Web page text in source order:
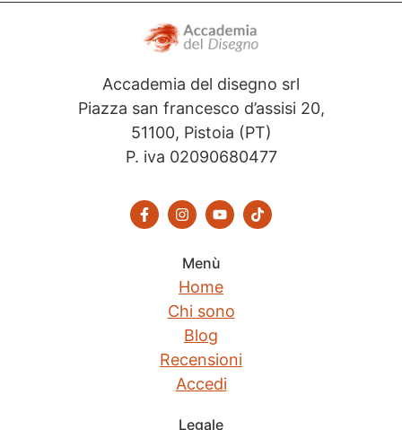
Accademia del disegno srl
Piazza san francesco d’assisi 20,
51100, Pistoia (PT)
P. iva 02090680477
Menù
Home
Chi sono
Blog
Recensioni
Accedi
Legale